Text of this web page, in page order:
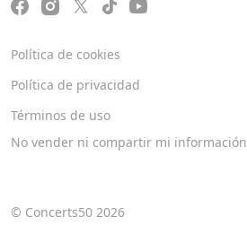
© Concerts50 2026
Política de cookies
Política de privacidad
Términos de uso
No vender ni compartir mi información